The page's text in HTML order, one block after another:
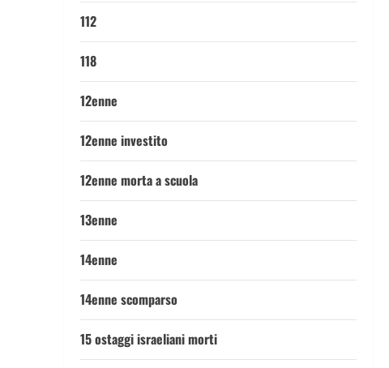
112
118
12enne
12enne investito
12enne morta a scuola
13enne
14enne
14enne scomparso
15 ostaggi israeliani morti